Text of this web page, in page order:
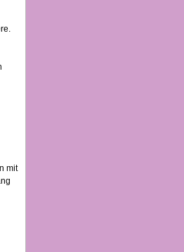
mit